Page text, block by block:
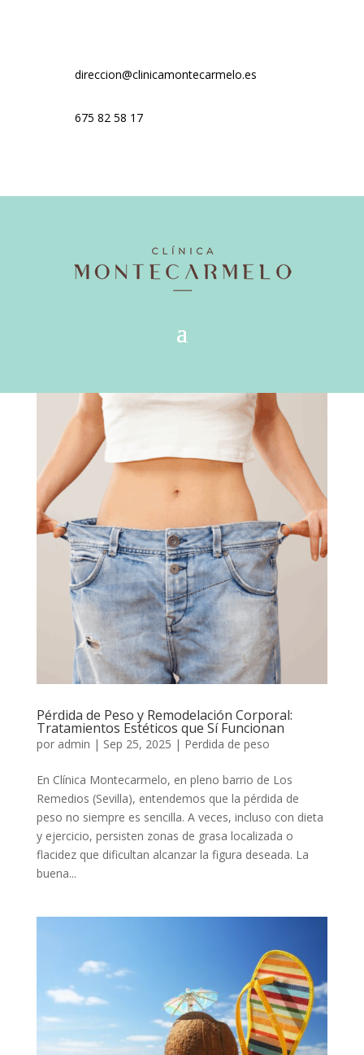
direccion@clinicamontecarmelo.es
675 82 58 17
Pérdida de Peso y Remodelación Corporal:
Tratamientos Estéticos que Sí Funcionan
por admin | Sep 25, 2025 | Perdida de peso
En Clínica Montecarmelo, en pleno barrio de Los
Remedios (Sevilla), entendemos que la pérdida de
peso no siempre es sencilla. A veces, incluso con dieta
y ejercicio, persisten zonas de grasa localizada o
flacidez que dificultan alcanzar la figura deseada. La
buena...